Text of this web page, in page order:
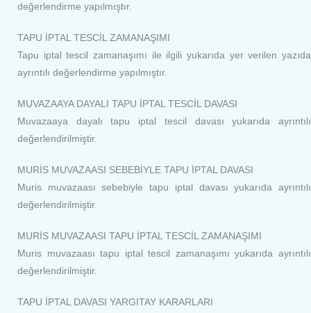
değerlendirme yapılmıştır.
TAPU İPTAL TESCİL ZAMANAŞIMI
Tapu iptal tescil zamanaşımı ile ilgili yukarıda yer verilen yazıda
ayrıntılı değerlendirme yapılmıştır.
MUVAZAAYA DAYALI TAPU İPTAL TESCİL DAVASI
Muvazaaya dayalı tapu iptal tescil davası yukarıda ayrıntılı
değerlendirilmiştir.
MURİS MUVAZAASI SEBEBİYLE TAPU İPTAL DAVASI
Muris muvazaası sebebiyle tapu iptal davası yukarıda ayrıntılı
değerlendirilmiştir.
MURİS MUVAZAASI TAPU İPTAL TESCİL ZAMANAŞIMI
Muris muvazaası tapu iptal tescil zamanaşımı yukarıda ayrıntılı
değerlendirilmiştir.
TAPU İPTAL DAVASI YARGITAY KARARLARI